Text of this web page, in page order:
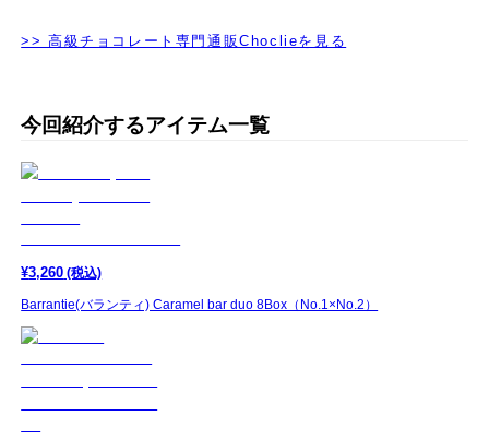
>> 高級チョコレート専門通販Choclieを見る
今回紹介するアイテム一覧
¥3,260 (税込)
Barrantie(バランティ) Caramel bar duo 8Box（No.1×No.2）